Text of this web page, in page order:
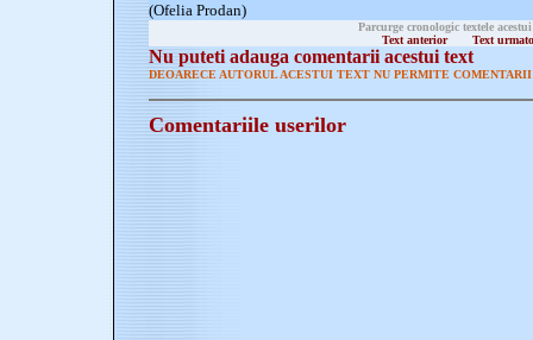
(Ofelia Prodan)
Parcurge cronologic textele
Text anterior
Text
Nu puteti adauga comentarii acestui text
DEOARECE AUTORUL ACESTUI TEXT NU PERMITE
Comentariile userilor